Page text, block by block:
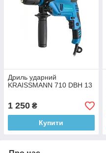
Дриль ударний
KRAISSMANN 710 DBH 13
1 250 ₴
Купити